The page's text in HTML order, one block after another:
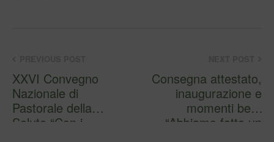
XXVI Convegno
Nazionale di
Pastorale della
Salute “Con i
Consegna attestato,
inaugurazione e
momenti belli!
“Abbiamo fatto un